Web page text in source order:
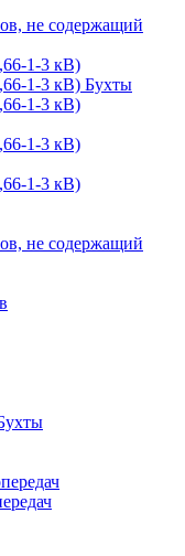
не содержащий
1-3 кВ)
1-3 кВ) Бухты
1-3 кВ)
1-3 кВ)
1-3 кВ)
не содержащий